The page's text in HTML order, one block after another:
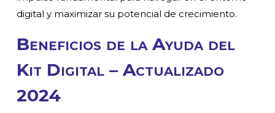
digital y maximizar su potencial de crecimiento.
Beneficios de la Ayuda del
Kit Digital – Actualizado
2024